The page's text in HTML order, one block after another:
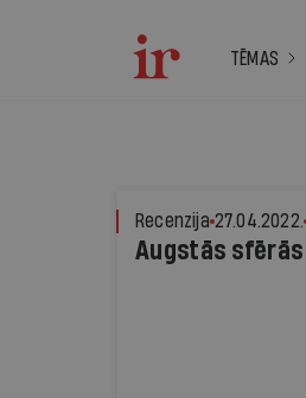
TĒMAS
Recenzija 27.04.2022.
Augstās sfērās